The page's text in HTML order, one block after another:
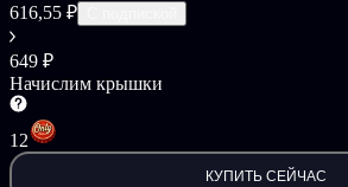
616,55 ₽
649 ₽
Начислим крышки
12
КУПИТЬ СЕЙЧАС